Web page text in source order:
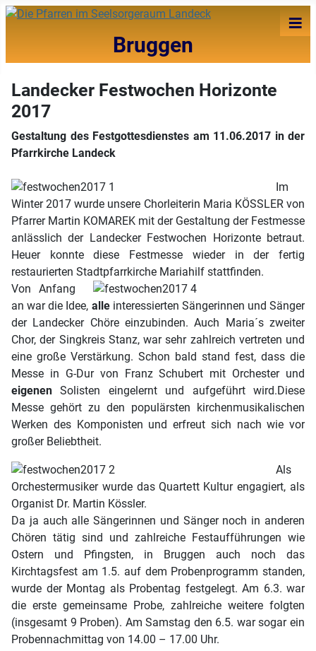
Bruggen
≡
Landecker Festwochen Horizonte
2017
Gestaltung des Festgottesdienstes am 11.06.2017 in der
Pfarrkirche Landeck
Im
Winter 2017 wurde unsere Chorleiterin Maria KÖSSLER von
Pfarrer Martin KOMAREK mit der Gestaltung der Festmesse
anlässlich der Landecker Festwochen Horizonte betraut.
Heuer konnte diese Festmesse wieder in der fertig
restaurierten Stadtpfarrkirche Mariahilf stattfinden.
Von Anfang
an war die Idee, alleinteressierten Sängerinnen und Sänger
der Landecker Chöre einzubinden. Auch Maria´s zweiter
Chor, der Singkreis Stanz, war sehr zahlreich vertreten und
eine große Verstärkung. Schon bald stand fest, dass die
Messe in G-Dur von Franz Schubert mit Orchester und
eigenen Solisten eingelernt und aufgeführt wird.Diese
Messe gehört zu den populärsten kirchenmusikalischen
Werken des Komponisten und erfreut sich nach wie vor
großer Beliebtheit.
Als
Orchestermusiker wurde das Quartett Kultur engagiert, als
Organist Dr. Martin Kössler.
Da ja auch alle Sängerinnen und Sänger noch in anderen
Chören tätig sind und zahlreiche Festaufführungen wie
Ostern und Pfingsten, in Bruggen auch noch das
Kirchtagsfest am 1.5. auf dem Probenprogramm standen,
wurde der Montag als Probentag festgelegt. Am 6.3. war
die erste gemeinsame Probe, zahlreiche weitere folgten
(insgesamt 9 Proben). Am Samstag den 6.5. war sogar ein
Probennachmittag von 14.00 – 17.00 Uhr.